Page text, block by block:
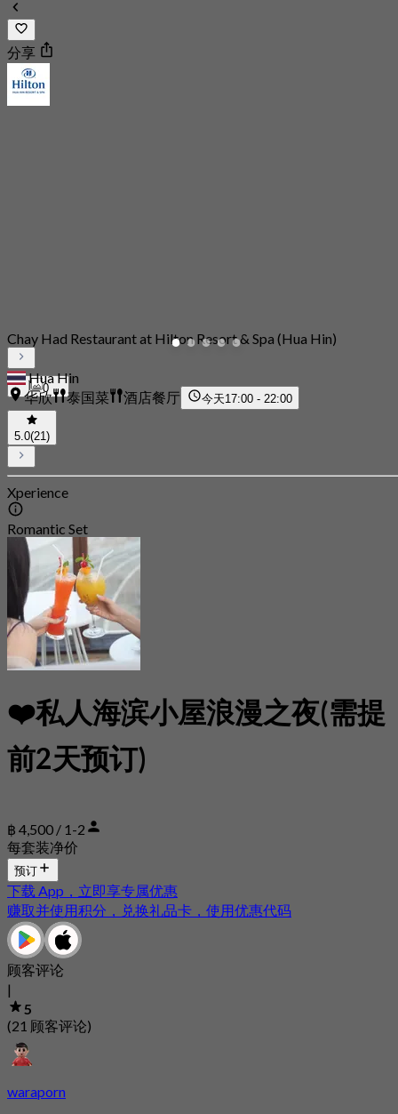
分享
0
Chay Had Restaurant at Hilton Resort & Spa (Hua Hin)
Hua Hin
华欣
泰国菜 酒店餐厅 今天17:00 - 22:00
5.0(21)
Xperience
Romantic Set
❤️私人海滨小屋浪漫之夜(需提
前2天预订)
฿ 4,500 / 1-2
每套装净价
预订
下载 App，立即享专属优惠
赚取并使用积分，兑换礼品卡，使用优惠代码
顾客评论
|
5
(21 顾客评论)
waraporn